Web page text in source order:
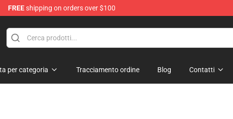
FREEshipping on orders over $100
per categoria Tracciamento ordine Blog Contatti